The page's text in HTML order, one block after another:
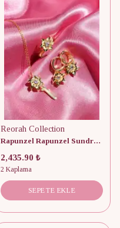
Reorah Collection
Rapunzel Rapunzel Sundrop Flower Kolye, Küpe, Yüzük 925 Gümüş Set
2,435.90 ₺
2 Kaplama
SEPETE EKLE